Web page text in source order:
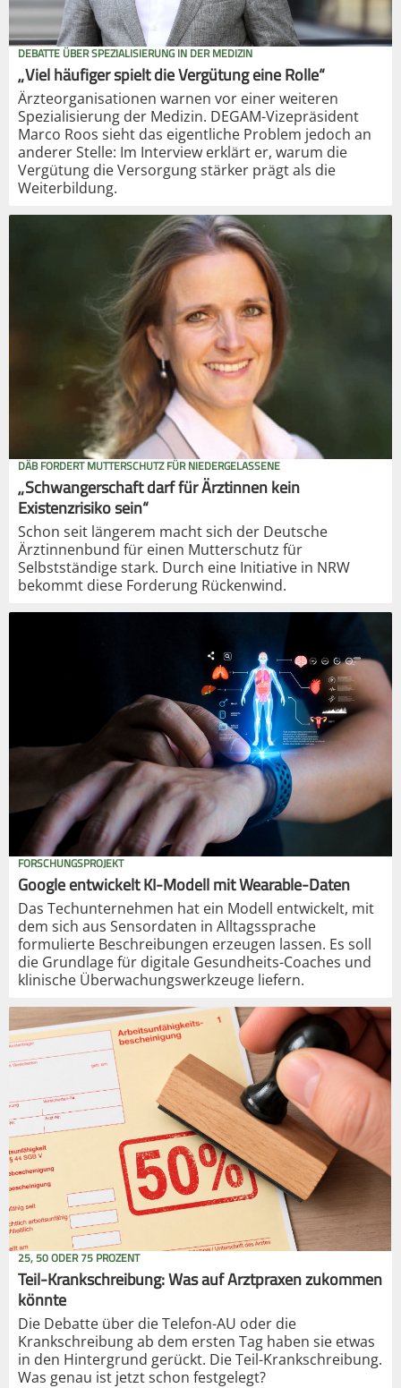
DEBATTE ÜBER SPEZIALISIERUNG IN DER MEDIZIN
„Viel häufiger spielt die Vergütung eine Rolle“
Ärzteorganisationen warnen vor einer weiteren
Spezialisierung der Medizin. DEGAM-Vizepräsident
Marco Roos sieht das eigentliche Problem jedoch an
anderer Stelle: Im Interview erklärt er, warum die
Vergütung die Versorgung stärker prägt als die
Weiterbildung.
DÄB FORDERT MUTTERSCHUTZ FÜR NIEDERGELASSENE
„Schwangerschaft darf für Ärztinnen kein
Existenzrisiko sein“
Schon seit längerem macht sich der Deutsche
Ärztinnenbund für einen Mutterschutz für
Selbstständige stark. Durch eine Initiative in NRW
bekommt diese Forderung Rückenwind.
FORSCHUNGSPROJEKT
Google entwickelt KI-Modell mit Wearable-Daten
Das Techunternehmen hat ein Modell entwickelt, mit
dem sich aus Sensordaten in Alltagssprache
formulierte Beschreibungen erzeugen lassen. Es soll
die Grundlage für digitale Gesundheits-Coaches und
klinische Überwachungswerkzeuge liefern.
25, 50 ODER 75 PROZENT
Teil-Krankschreibung: Was auf Arztpraxen zukommen
könnte
Die Debatte über die Telefon-AU oder die
Krankschreibung ab dem ersten Tag haben sie etwas
in den Hintergrund gerückt. Die Teil-Krankschreibung.
Was genau ist jetzt schon festgelegt?